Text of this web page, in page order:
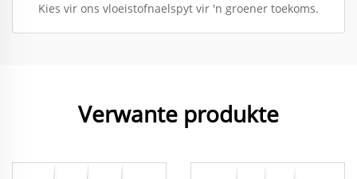
Kies vir ons vloeistofnaelspyt vir 'n groener toekoms.
Verwante produkte